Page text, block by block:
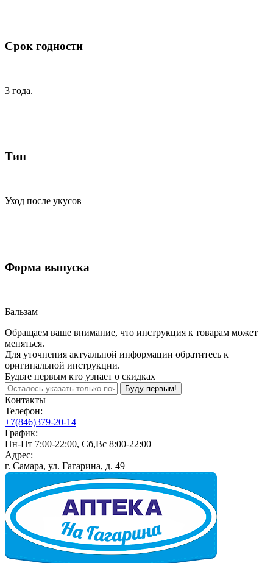
Срок годности
3 года.
Тип
Уход после укусов
Форма выпуска
Бальзам
Обращаем ваше внимание, что инструкция к товарам может
меняться.
Для уточнения актуальной информации обратитесь к
оригинальной инструкции.
Будьте первым кто узнает о скидках
Буду первым!
Контакты
Телефон:
+7(846)379-20-14
График:
Пн-Пт 7:00-22:00, Сб,Вс 8:00-22:00
Адрес:
г. Самара, ул. Гагарина, д. 49